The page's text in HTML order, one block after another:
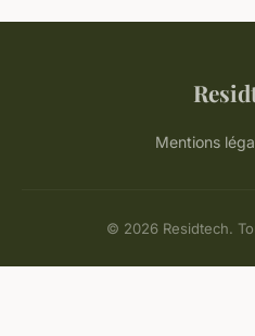
Mentions
© 2026 Residtech.